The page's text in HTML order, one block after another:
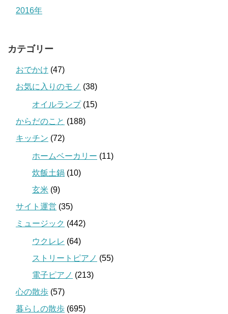
2016年
カテゴリー
おでかけ (47)
お気に入りのモノ (38)
オイルランプ(15)
からだのこと (188)
キッチン (72)
ホームベーカリー (11)
炊飯土鍋 (10)
玄米 (9)
サイト運営 (35)
ミュージック (442)
ウクレレ (64)
ストリートピアノ (55)
電子ピアノ (213)
心の散歩 (57)
暮らしの散歩 (695)